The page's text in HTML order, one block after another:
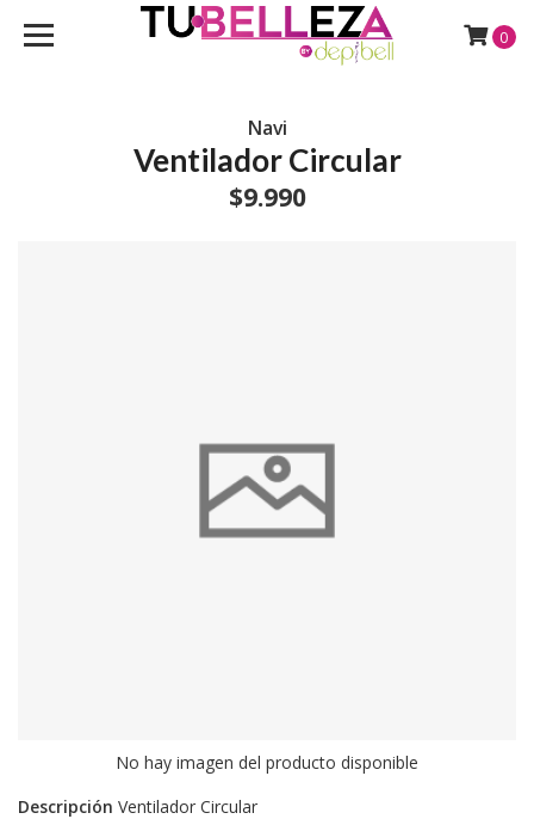
0
Navi
Ventilador Circular
$9.990
No hay imagen del producto disponible
Descripción Ventilador Circular